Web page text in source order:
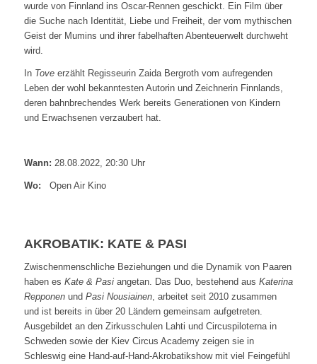
wurde von Finnland ins Oscar-Rennen geschickt. Ein Film über
die Suche nach Identität, Liebe und Freiheit, der vom mythischen
Geist der Mumins und ihrer fabelhaften Abenteuerwelt durchweht
wird.
In Tove erzählt Regisseurin Zaida Bergroth vom aufregenden
Leben der wohl bekanntesten Autorin und Zeichnerin Finnlands,
deren bahnbrechendes Werk bereits Generationen von Kindern
und Erwachsenen verzaubert hat.
Wann: 28.08.2022, 20:30 Uhr
Wo: Open Air Kino
AKROBATIK: KATE & PASI
Zwischenmenschliche Beziehungen und die Dynamik von Paaren
haben es Kate & Pasiangetan. Das Duo, bestehend aus Katerina
Repponenund Pasi Nousiainen, arbeitet seit 2010 zusammen
und ist bereits in über 20 Ländern gemeinsam aufgetreten.
Ausgebildet an den Zirkusschulen Lahti und Circuspiloterna in
Schweden sowie der Kiev Circus Academy zeigen sie in
Schleswig eine Hand-auf-Hand-Akrobatikshow mit viel Feingefühl